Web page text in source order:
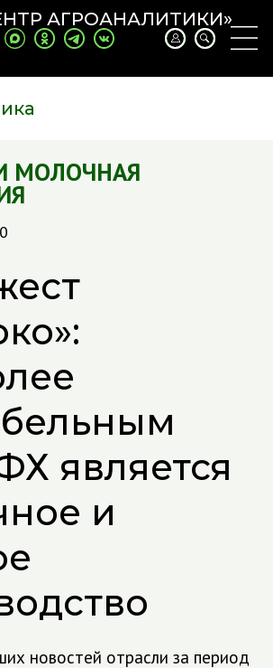
МОЛОЧНАЯ
является
и
новостей отрасли за период